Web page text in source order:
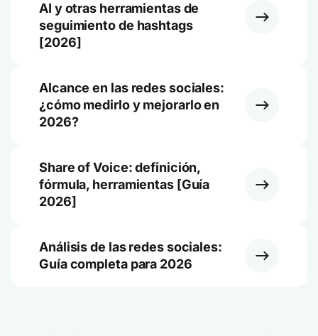
AI y otras herramientas de
seguimiento de hashtags
[2026]
Alcance en las redes sociales:
¿cómo medirlo y mejorarlo en
2026?
Share of Voice: definición,
fórmula, herramientas [Guía
2026]
Análisis de las redes sociales:
Guía completa para 2026